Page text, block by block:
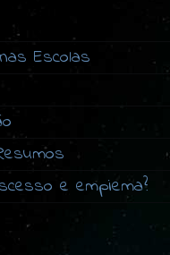
Escolas
e empiema?